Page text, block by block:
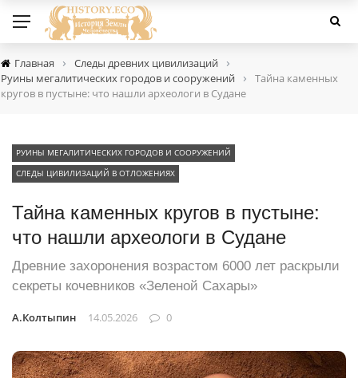
Главная › Следы древних цивилизаций ›
Руины мегалитических городов и сооружений ›
Тайна каменных
кругов в пустыне: что нашли археологи в Судане
РУИНЫ МЕГАЛИТИЧЕСКИХ ГОРОДОВ И СООРУЖЕНИЙ
СЛЕДЫ ЦИВИЛИЗАЦИЙ В ОТЛОЖЕНИЯХ
Тайна каменных кругов в пустыне:
что нашли археологи в Судане
Древние захоронения возрастом 6000 лет раскрыли
секреты кочевников «Зеленой Сахары»
А.Колтыпин 14.05.2026 0